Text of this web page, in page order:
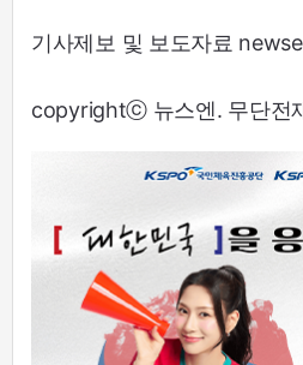
기사제보 및 보도자료
copyrightⓒ 뉴스엔. 무단전